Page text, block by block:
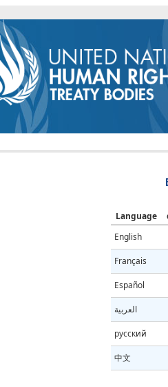
Language
English
Français
Español
العربية
русский
中文